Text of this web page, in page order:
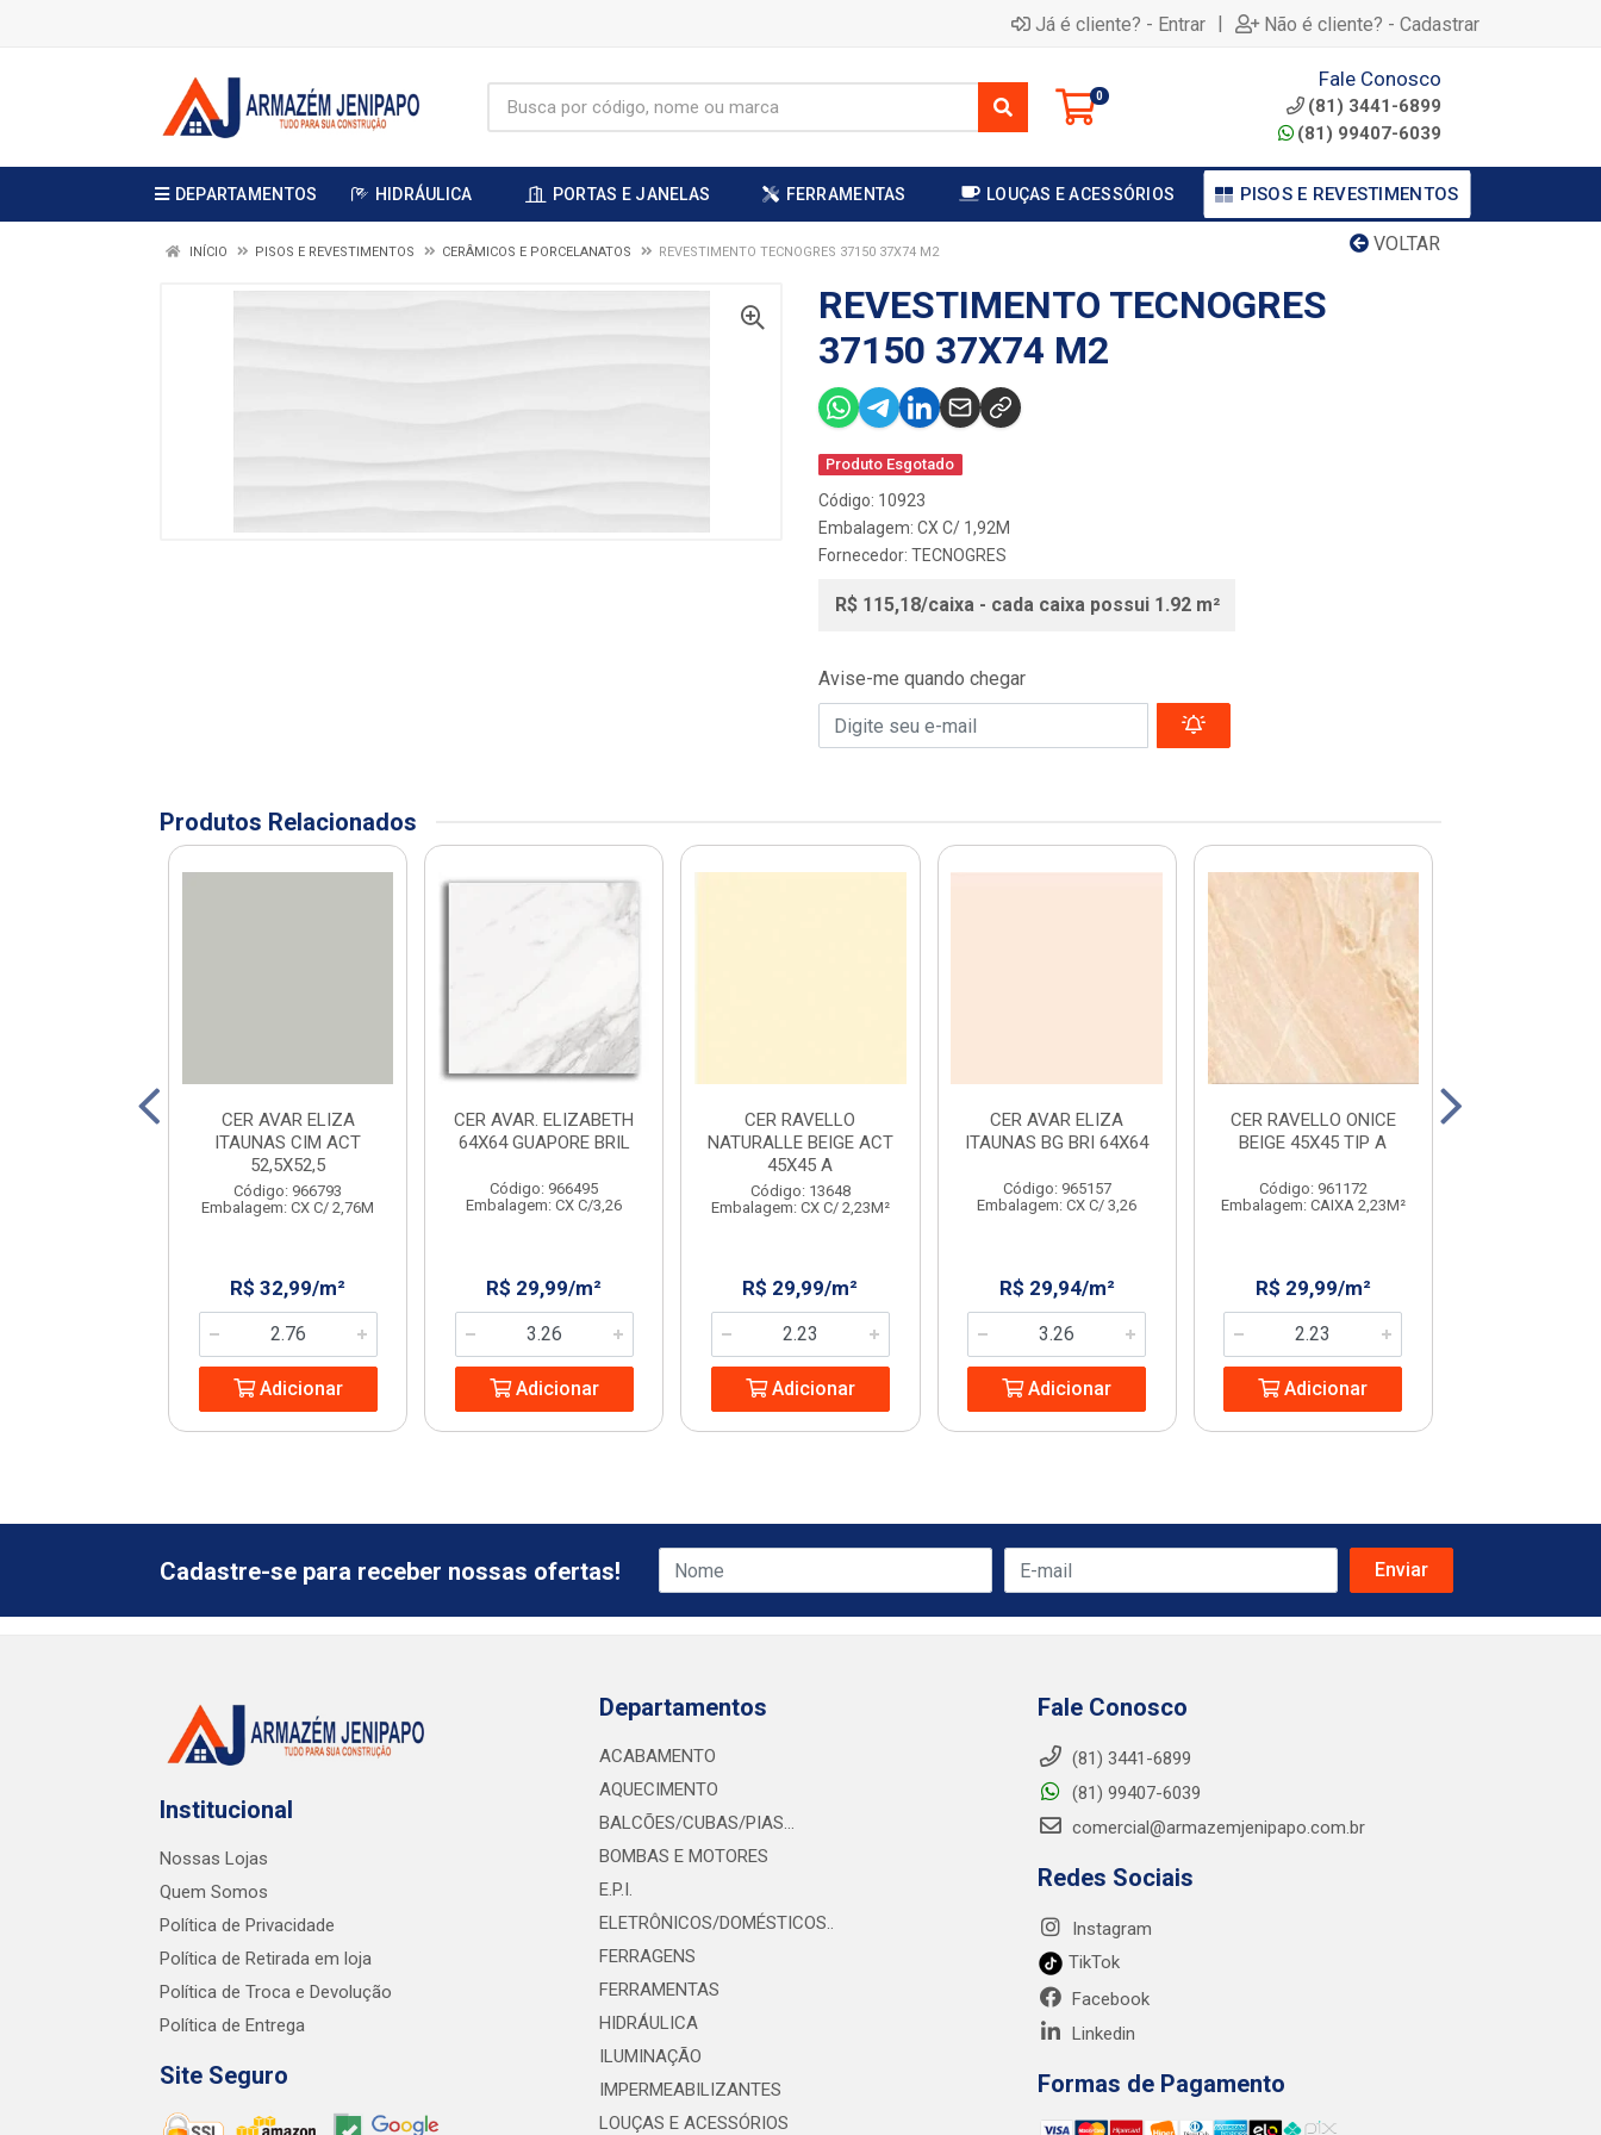
Já é cliente? - Entrar | Não é cliente? - Cadastrar
0
Fale Conosco
(81) 3441-6899
(81) 99407-6039
DEPARTAMENTOS HIDRÁULICA PORTAS E JANELAS FERRAMENTAS LOUÇAS E ACESSÓRIOS PISOS E REVESTIMENTOS
VOLTAR
INÍCIO PISOS E REVESTIMENTOS CERÂMICOS E PORCELANATOS REVESTIMENTO TECNOGRES 37150 37X74 M2
REVESTIMENTO TECNOGRES
37150 37X74 M2
Produto Esgotado
Código: 10923
Embalagem: CX C/ 1,92M
Fornecedor: TECNOGRES
R$ 115,18/caixa - cada caixa possui 1.92 m²
Avise-me quando chegar
Produtos Relacionados
CER AVAR ELIZA
ITAUNAS CIM ACT
52,5X52,5
Código: 966793
Embalagem: CX C/ 2,76M
R$ 32,99/m²
Adicionar
CER AVAR. ELIZABETH
64X64 GUAPORE BRIL
Código: 966495
Embalagem: CX C/3,26
R$ 29,99/m²
Adicionar
CER RAVELLO
NATURALLE BEIGE ACT
45X45 A
Código: 13648
Embalagem: CX C/ 2,23M²
R$ 29,99/m²
Adicionar
CER AVAR ELIZA
ITAUNAS BG BRI 64X64
Código: 965157
Embalagem: CX C/ 3,26
R$ 29,94/m²
Adicionar
CER RAVELLO ONICE
BEIGE 45X45 TIP A
Código: 961172
Embalagem: CAIXA 2,23M²
R$ 29,99/m²
Adicionar
Cadastre-se para receber nossas ofertas!
Institucional
Nossas Lojas
Quem Somos
Política de Privacidade
Política de Retirada em loja
Política de Troca e Devolução
Política de Entrega
Site Seguro
Departamentos
ACABAMENTO
AQUECIMENTO
BALCÕES/CUBAS/PIAS...
BOMBAS E MOTORES
E.P.I.
ELETRÔNICOS/DOMÉSTICOS..
FERRAGENS
FERRAMENTAS
HIDRÁULICA
ILUMINAÇÃO
IMPERMEABILIZANTES
LOUÇAS E ACESSÓRIOS
Fale Conosco
(81) 3441-6899
(81) 99407-6039
comercial@armazemjenipapo.com.br
Redes Sociais
Instagram
TikTok
Facebook
Linkedin
Formas de Pagamento